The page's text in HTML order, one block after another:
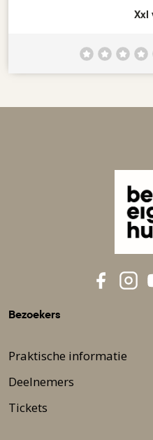
Xxl
Bezoekers
Praktische informatie
Deelnemers
Tickets